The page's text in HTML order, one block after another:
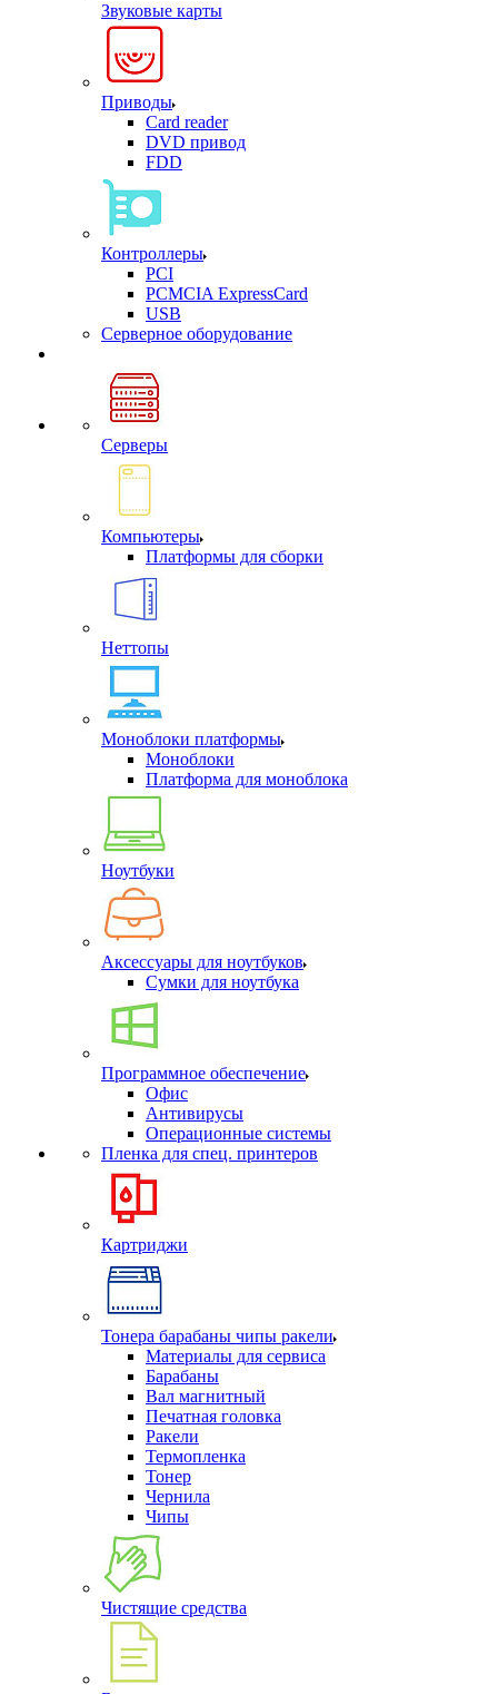
Звуковые карты
Приводы
Card reader
DVD привод
FDD
Контроллеры
PCI
PCMCIA ExpressCard
USB
Cерверное оборудование
Серверы
Компьютеры
Платформы для сборки
Неттопы
Моноблоки платформы
Моноблоки
Платформа для моноблока
Ноутбуки
Аксессуары для ноутбуков
Сумки для ноутбука
Программное обеспечение
Офис
Антивирусы
Операционные системы
Пленка для спец. принтеров
Картриджи
Тонера барабаны чипы ракели
Материалы для сервиса
Барабаны
Вал магнитный
Печатная головка
Ракели
Термопленка
Тонер
Чернила
Чипы
Чистящие средства